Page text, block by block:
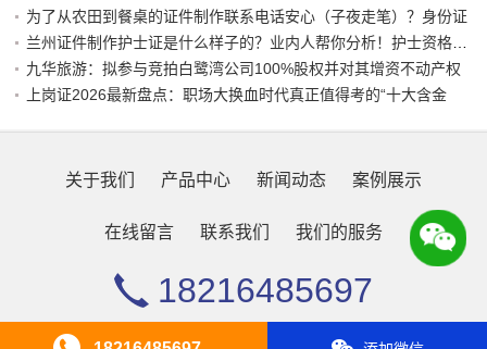
为了从农田到餐桌的证件制作联系电话安心（子夜走笔）？身份证
九华旅游：拟参与竞拍白鹭湾公司100%股权并对其增资不动产权
上岗证2026最新盘点：职场大换血时代真正值得考的“十大含金
关于我们 产品中心 新闻动态 案例展示
在线留言 联系我们 我们的服务
18216485697
Copyright © 2026 办证各类证件黄牛电话 浙ICP236678